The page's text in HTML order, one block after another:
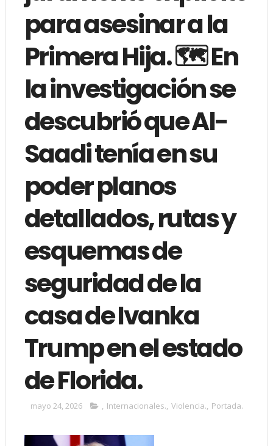
para asesinar a la
Primera Hija. 🗺️ En
la investigación se
descubrió que Al-
Saadi tenía en su
poder planos
detallados, rutas y
esquemas de
seguridad de la
casa de Ivanka
Trump en el estado
de Florida.
mayo 24, 2026 , Internacionales., Violencia., Portada.